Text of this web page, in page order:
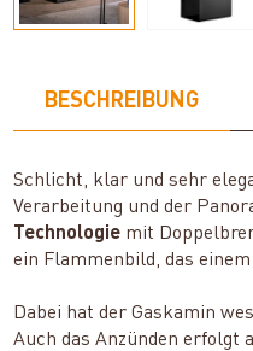
BESCHREIBUNG
Schlicht, klar und sehr
Verarbeitung und der
Technologie mit
ein Flammenbild, das
Dabei hat der Gaskamin
Auch das Anzünden erfolgt